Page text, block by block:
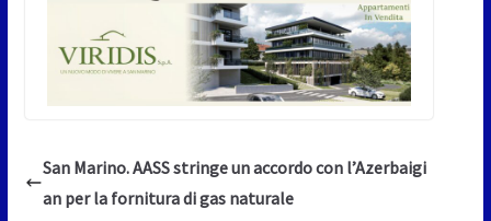
San Marino. AASS stringe un accordo con l’Azerbaigi
an per la fornitura di gas naturale